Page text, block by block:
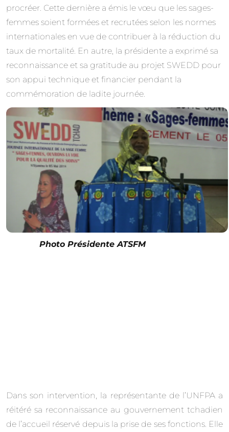
procréer. Cette dernière a émis le vœu que les sages-
femmes soient formées et recrutées selon les normes
internationales en vue de contribuer à la réduction du
taux de mortalité. En autre, la présidente a exprimé sa
reconnaissance et sa gratitude au projet SWEDD pour
son appui technique et financier pendant la
commémoration de ladite journée.
Photo Présidente ATSFM
Dans son intervention, la représentante de l’UNFPA a
réitéré sa reconnaissance au gouvernement tchadien
de l’accueil réservé depuis la prise de ses fonctions. Elle